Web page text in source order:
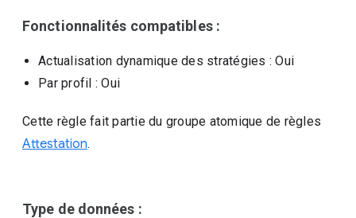
Fonctionnalités compatibles :
Actualisation dynamique des stratégies : Oui
Par profil : Oui
Cette règle fait partie du groupe atomique de règles
Attestation.
Type de données :